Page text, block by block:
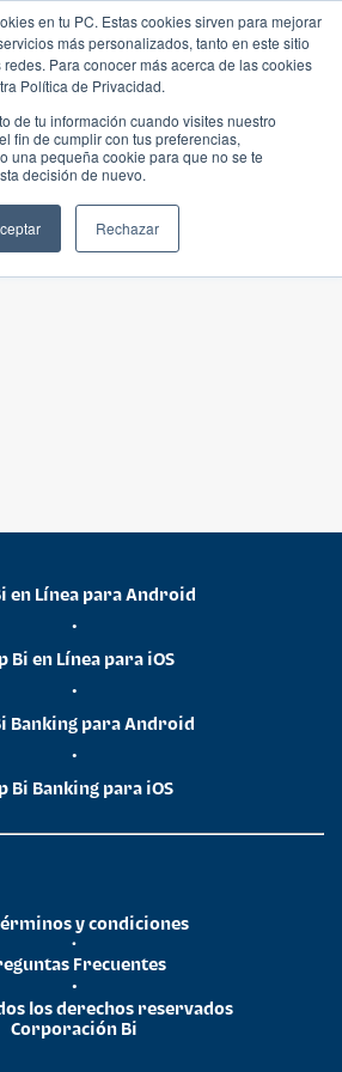
en tu PC. Estas cookies sirven para mejorar
más personalizados, tanto en este sitio
Para conocer más acerca de las cookies
Política de Privacidad.
de tu información cuando visites nuestro
fin de cumplir con tus preferencias,
una pequeña cookie para que no se te
decisión de nuevo.
Rechazar
en Línea para Android
•
Bi en Línea para iOS
•
Banking para Android
•
Bi Banking para iOS
los derechos reservados
Corporación Bi
•
Frecuentes
•
y condiciones